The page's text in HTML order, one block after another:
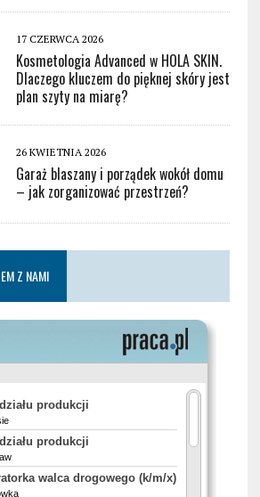
17 CZERWCA 2026
Kosmetologia Advanced w HOLA SKIN.
Dlaczego kluczem do pięknej skóry jest
plan szyty na miarę?
26 KWIETNIA 2026
Garaż blaszany i porządek wokół domu
– jak zorganizować przestrzeń?
Z NAMI